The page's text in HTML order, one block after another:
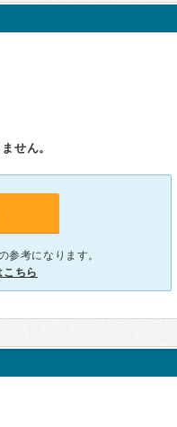
せん。
参考になります。
こちら